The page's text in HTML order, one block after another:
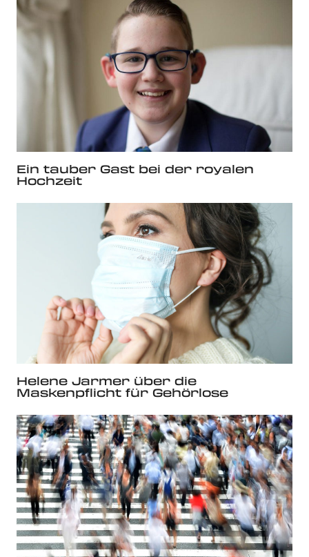
Ein tauber Gast bei der royalen
Hochzeit
Helene Jarmer über die
Maskenpflicht für Gehörlose